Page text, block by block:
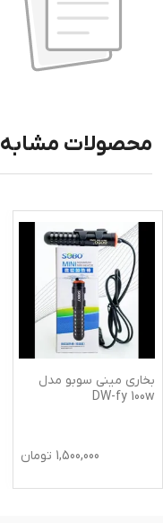
محصولات مشابه
بخاری مینی سوبو مدل
DW-fy 100w
1,500,000 تومان